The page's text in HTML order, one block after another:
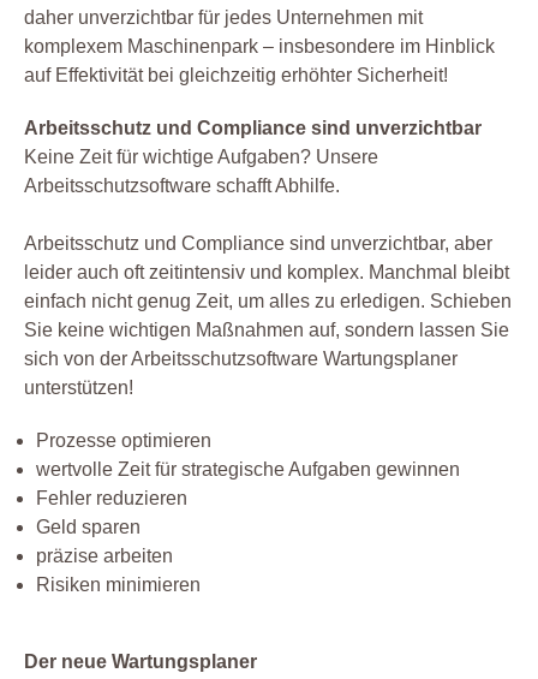
daher unverzichtbar für jedes Unternehmen mit
komplexem Maschinenpark – insbesondere im Hinblick
auf Effektivität bei gleichzeitig erhöhter Sicherheit!
Arbeitsschutz und Compliance sind unverzichtbar
Keine Zeit für wichtige Aufgaben? Unsere
Arbeitsschutzsoftware schafft Abhilfe.
Arbeitsschutz und Compliance sind unverzichtbar, aber
leider auch oft zeitintensiv und komplex. Manchmal bleibt
einfach nicht genug Zeit, um alles zu erledigen. Schieben
Sie keine wichtigen Maßnahmen auf, sondern lassen Sie
sich von der Arbeitsschutzsoftware Wartungsplaner
unterstützen!
Prozesse optimieren
wertvolle Zeit für strategische Aufgaben gewinnen
Fehler reduzieren
Geld sparen
präzise arbeiten
Risiken minimieren
Der neue Wartungsplaner